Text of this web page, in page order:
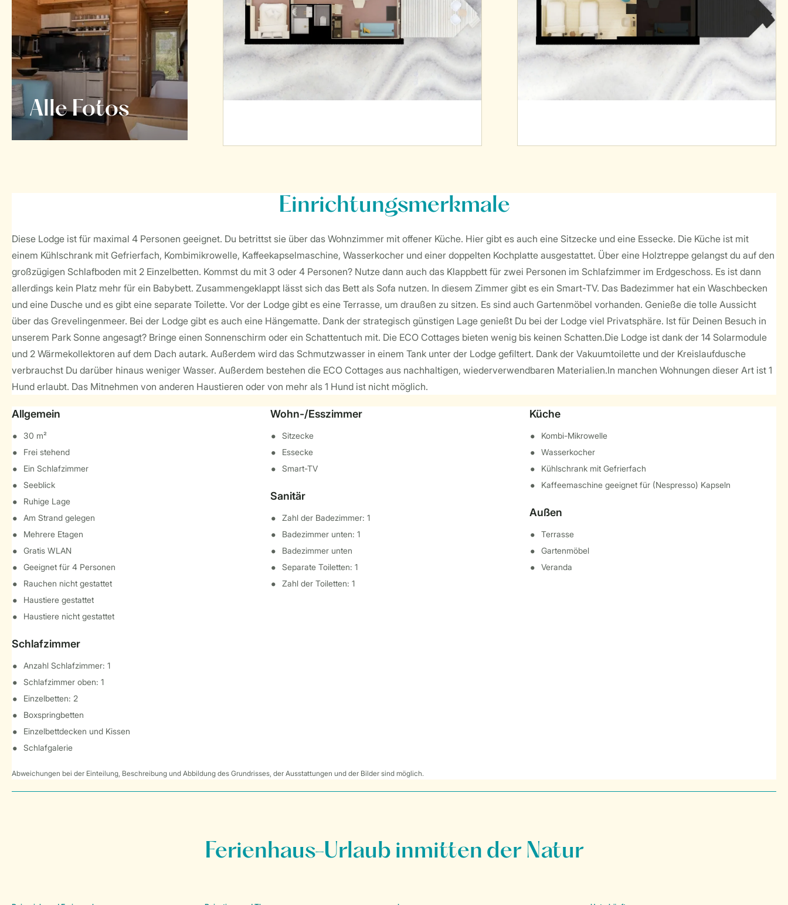
Alle Fotos
Einrichtungsmerkmale
Diese Lodge ist für maximal 4 Personen geeignet. Du betrittst sie über das Wohnzimmer mit offener Küche. Hier gibt es auch eine Sitzecke und eine Essecke. Die Küche ist mit
einem Kühlschrank mit Gefrierfach, Kombimikrowelle, Kaffeekapselmaschine, Wasserkocher und einer doppelten Kochplatte ausgestattet. Über eine Holztreppe gelangst du auf den
großzügigen Schlafboden mit 2 Einzelbetten. Kommst du mit 3 oder 4 Personen? Nutze dann auch das Klappbett für zwei Personen im Schlafzimmer im Erdgeschoss. Es ist dann
allerdings kein Platz mehr für ein Babybett. Zusammengeklappt lässt sich das Bett als Sofa nutzen. In diesem Zimmer gibt es ein Smart-TV. Das Badezimmer hat ein Waschbecken
und eine Dusche und es gibt eine separate Toilette. Vor der Lodge gibt es eine Terrasse, um draußen zu sitzen. Es sind auch Gartenmöbel vorhanden. Genieße die tolle Aussicht
über das Grevelingenmeer. Bei der Lodge gibt es auch eine Hängematte. Dank der strategisch günstigen Lage genießt Du bei der Lodge viel Privatsphäre. Ist für Deinen Besuch in
unserem Park Sonne angesagt? Bringe einen Sonnenschirm oder ein Schattentuch mit. Die ECO Cottages bieten wenig bis keinen Schatten.Die Lodge ist dank der 14 Solarmodule
und 2 Wärmekollektoren auf dem Dach autark. Außerdem wird das Schmutzwasser in einem Tank unter der Lodge gefiltert. Dank der Vakuumtoilette und der Kreislaufdusche
verbrauchst Du darüber hinaus weniger Wasser. Außerdem bestehen die ECO Cottages aus nachhaltigen, wiederverwendbaren Materialien.In manchen Wohnungen dieser Art ist 1
Hund erlaubt. Das Mitnehmen von anderen Haustieren oder von mehr als 1 Hund ist nicht möglich.
Allgemein
30 m²
Frei stehend
Ein Schlafzimmer
Seeblick
Ruhige Lage
Am Strand gelegen
Mehrere Etagen
Gratis WLAN
Geeignet für 4 Personen
Rauchen nicht gestattet
Haustiere gestattet
Haustiere nicht gestattet
Schlafzimmer
Anzahl Schlafzimmer: 1
Schlafzimmer oben: 1
Einzelbetten: 2
Boxspringbetten
Einzelbettdecken und Kissen
Schlafgalerie
Wohn-/Esszimmer
Sitzecke
Essecke
Smart-TV
Sanitär
Zahl der Badezimmer: 1
Badezimmer unten: 1
Badezimmer unten
Separate Toiletten: 1
Zahl der Toiletten: 1
Küche
Kombi-Mikrowelle
Wasserkocher
Kühlschrank mit Gefrierfach
Kaffeemaschine geeignet für (Nespresso) Kapseln
Außen
Terrasse
Gartenmöbel
Veranda
Abweichungen bei der Einteilung, Beschreibung und Abbildung des Grundrisses, der Ausstattungen und der Bilder sind möglich.
Ferienhaus-Urlaub inmitten der Natur